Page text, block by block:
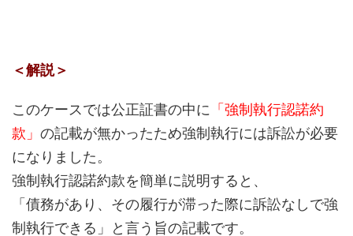
＜解説＞
このケースでは公正証書の中に 「強制執行認諾約
款」 の記載が無かったため強制執行には訴訟が必要
になりました。
強制執行認諾約款を簡単に説明すると、
「債務があり、その履行が滞った際に訴訟なしで強
制執行できる」と言う旨の記載です。